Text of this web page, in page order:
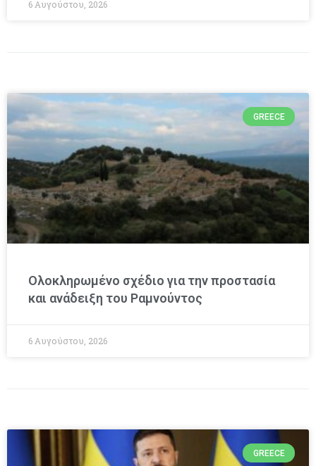
6 Αυγούστου, 2026
GREECE
Ολοκληρωμένο σχέδιο για την προστασία
και ανάδειξη του Ραμνούντος
6 Αυγούστου, 2026
GREECE